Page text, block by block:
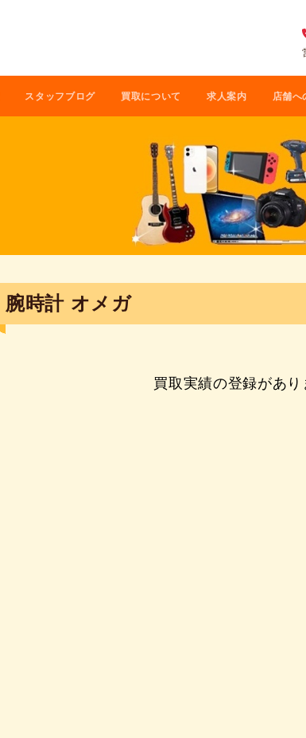
スタッフブログ 買取について 求人案内 店舗へ
腕時計 オメガ
買取実績の登録があ